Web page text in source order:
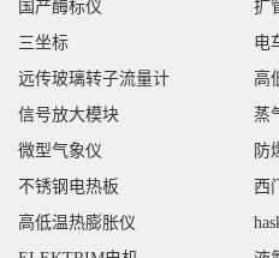
国产酶标仪
扩
三坐标
电
远传玻璃转子流量计
高
信号放大模块
蒸
微型气象仪
防
不锈钢电热板
西
高低温热膨胀仪